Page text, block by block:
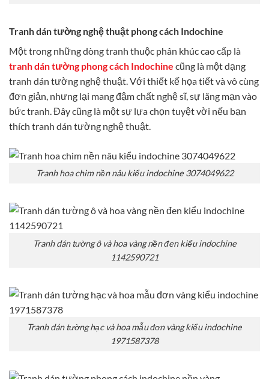
Tranh dán tường nghệ thuật phong cách Indochine
Một trong những dòng tranh thuộc phân khúc cao cấp là
tranh dán tường phong cách Indochine cũng là một dạng
tranh dán tường nghệ thuật. Với thiết kế họa tiết và vô cùng
đơn giản, nhưng lại mang đậm chất nghệ sĩ, sự lãng mạn vào
bức tranh. Đây cũng là một sự lựa chọn tuyệt vời nếu bạn
thích tranh dán tường nghệ thuật.
Tranh hoa chim nền nâu kiểu indochine 3074049622
Tranh dán tường ô và hoa vàng nền đen kiểu indochine
1142590721
Tranh dán tường hạc và hoa mẫu đơn vàng kiểu indochine
1971587378